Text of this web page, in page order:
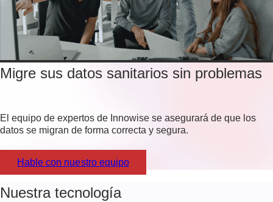
Migre sus datos sanitarios sin problemas
El equipo de expertos de Innowise se asegurará de que los
datos se migran de forma correcta y segura.
Hable con nuestro equipo
Nuestra tecnología